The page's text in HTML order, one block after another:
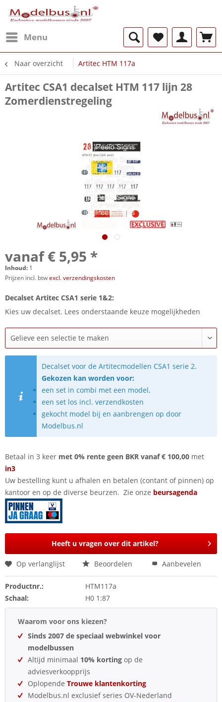
Menu
Naar overzicht Artitec HTM 117a
Artitec CSA1 decalset HTM 117 lijn 28
Zomerdienstregeling
vanaf € 5,95 *
Inhoud: 1
Prijzen incl. btwexcl. verzendingskosten
Decalset Artitec CSA1 serie 1&2:
Kies uw decalset. Lees onderstaande keuze mogelijkheden
Decalset voor de Artitecmodellen CSA1 serie 2.
Gekozen kan worden voor:
een set in combi met een model,
een set los incl. verzendkosten
gekocht model bij en aanbrengen op door
Modelbus.nl
Betaal in 3 keer met 0% rente geen BKR vanaf € 100,00 met
in3
Uw bestelling kunt u afhalen en betalen (contant of pinnen) op
kantoor en op de diverse beurzen. Zie onze beursagenda
Heeft u vragen over dit artikel?
Op verlanglijst Beoordelen Aanbevelen
Productnr.:
HTM117a
Schaal:
H0 1:87
Waarom voor ons kiezen?
Sinds 2007 de speciaal webwinkel voor
modelbussen
Altijd minimaal 10% korting op de
adviesverkoopprijs
Oplopende Trouwe klantenkorting
Modelbus.nl exclusief series OV-Nederland